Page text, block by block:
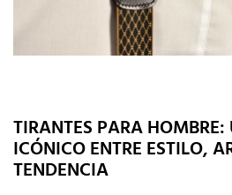
TIRANTES PARA
ICÓNICO ENTRE ESTILO,
TENDENCIA